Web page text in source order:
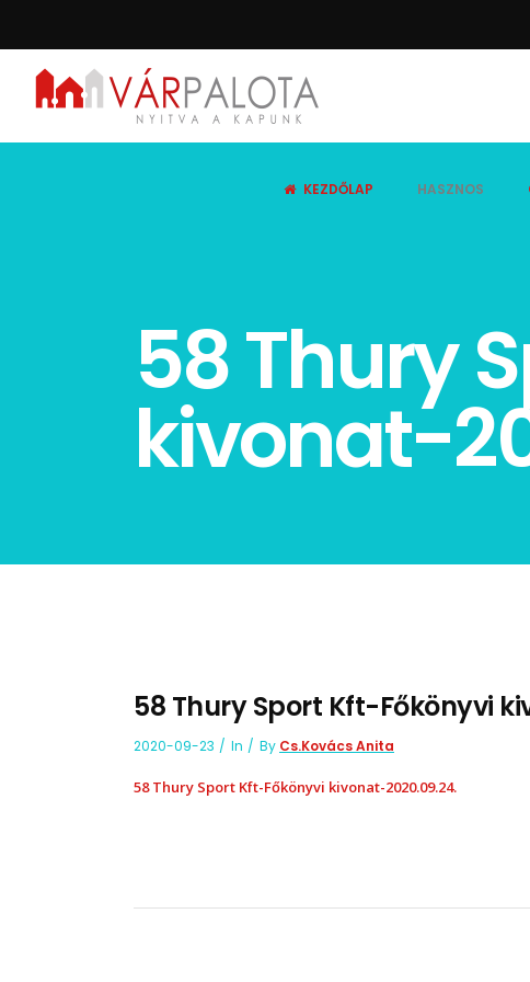
KEZDŐLAP HASZNOS
58 Thury
kivonat-
58 Thury Sport Kft-Főkönyvi
2020-09-23 In By Cs.Kovács Anita
58 Thury Sport Kft-Főkönyvi kivonat-2020.09.24.